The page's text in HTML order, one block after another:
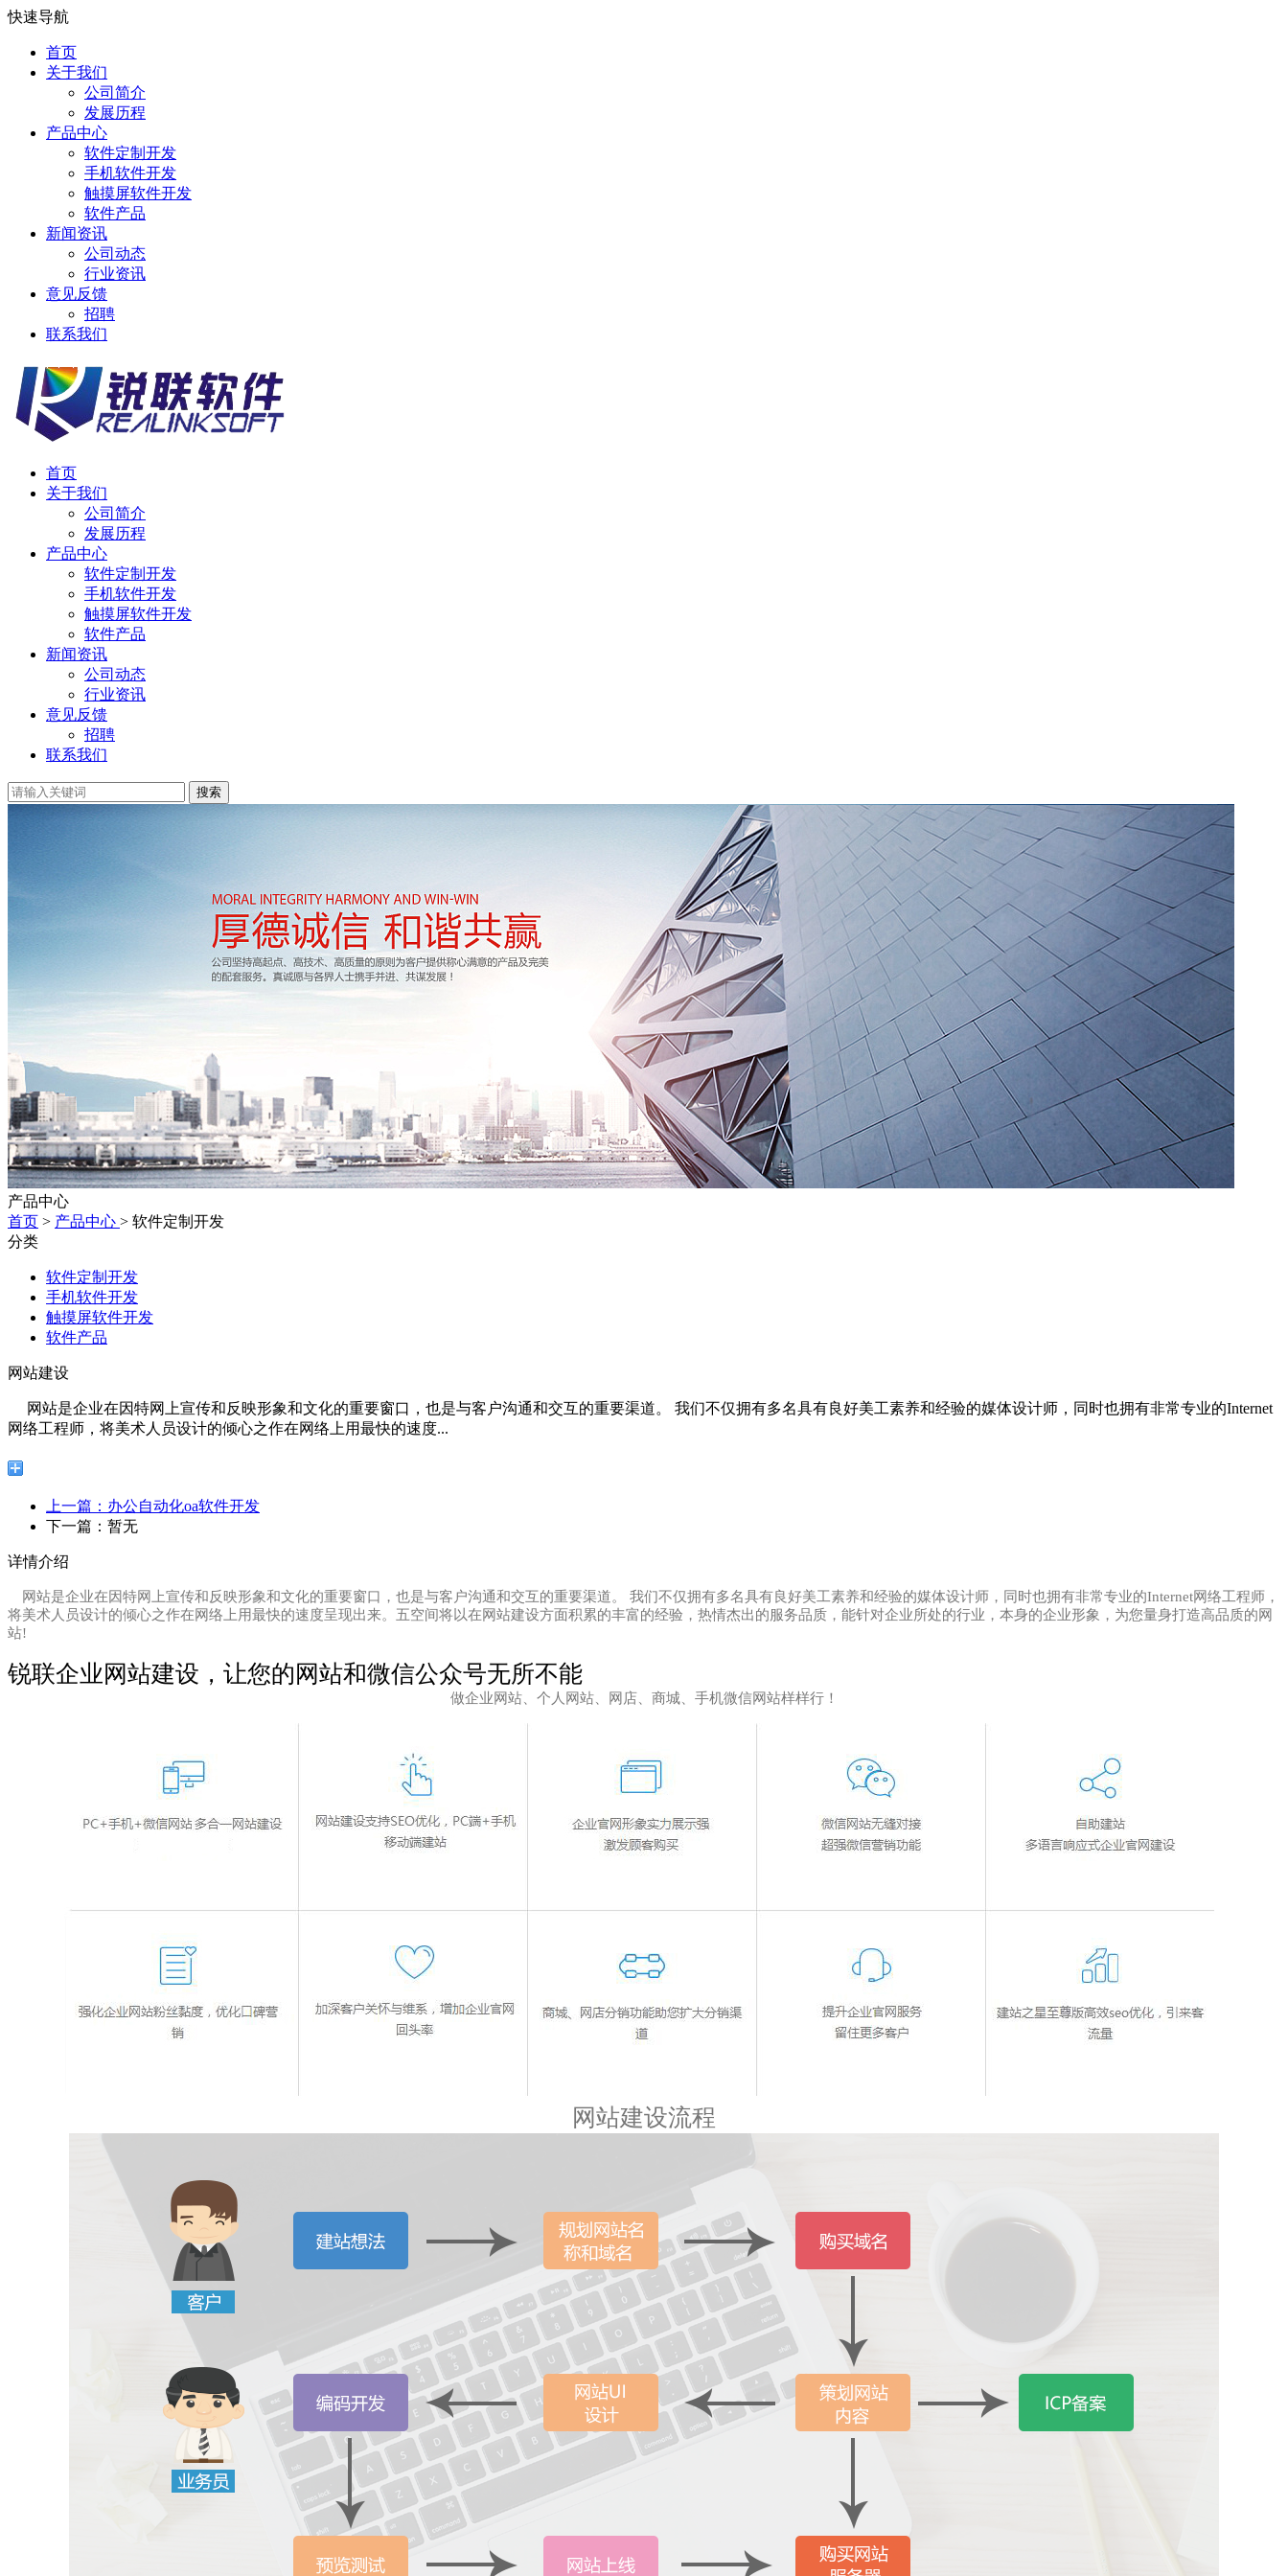
快速导航
首页
关于我们
公司简介
发展历程
产品中心
软件定制开发
手机软件开发
触摸屏软件开发
软件产品
新闻资讯
公司动态
行业资讯
意见反馈
招聘
联系我们
首页
关于我们
公司简介
发展历程
产品中心
软件定制开发
手机软件开发
触摸屏软件开发
软件产品
新闻资讯
公司动态
行业资讯
意见反馈
招聘
联系我们
产品中心
首页 > 产品中心 > 软件定制开发
分类
软件定制开发
手机软件开发
触摸屏软件开发
软件产品
网站建设
网站是企业在因特网上宣传和反映形象和文化的重要窗口，也是与客户沟通和交互的重要渠道。 我们不仅拥有多名具有良好美工素养和经验的媒体设计师，同时也拥有非常专业的Internet
网络工程师，将美术人员设计的倾心之作在网络上用最快的速度...
上一篇：办公自动化oa软件开发
下一篇：暂无
详情介绍
网站是企业在因特网上宣传和反映形象和文化的重要窗口，也是与客户沟通和交互的重要渠道。 我们不仅拥有多名具有良好美工素养和经验的媒体设计师，同时也拥有非常专业的Internet网络工程师，
将美术人员设计的倾心之作在网络上用最快的速度呈现出来。五空间将以在网站建设方面积累的丰富的经验，热情杰出的服务品质，能针对企业所处的行业，本身的企业形象，为您量身打造高品质的网
站!
锐联企业网站建设，让您的网站和微信公众号无所不能
做企业网站、个人网站、网店、商城、手机微信网站样样行！
网站建设流程